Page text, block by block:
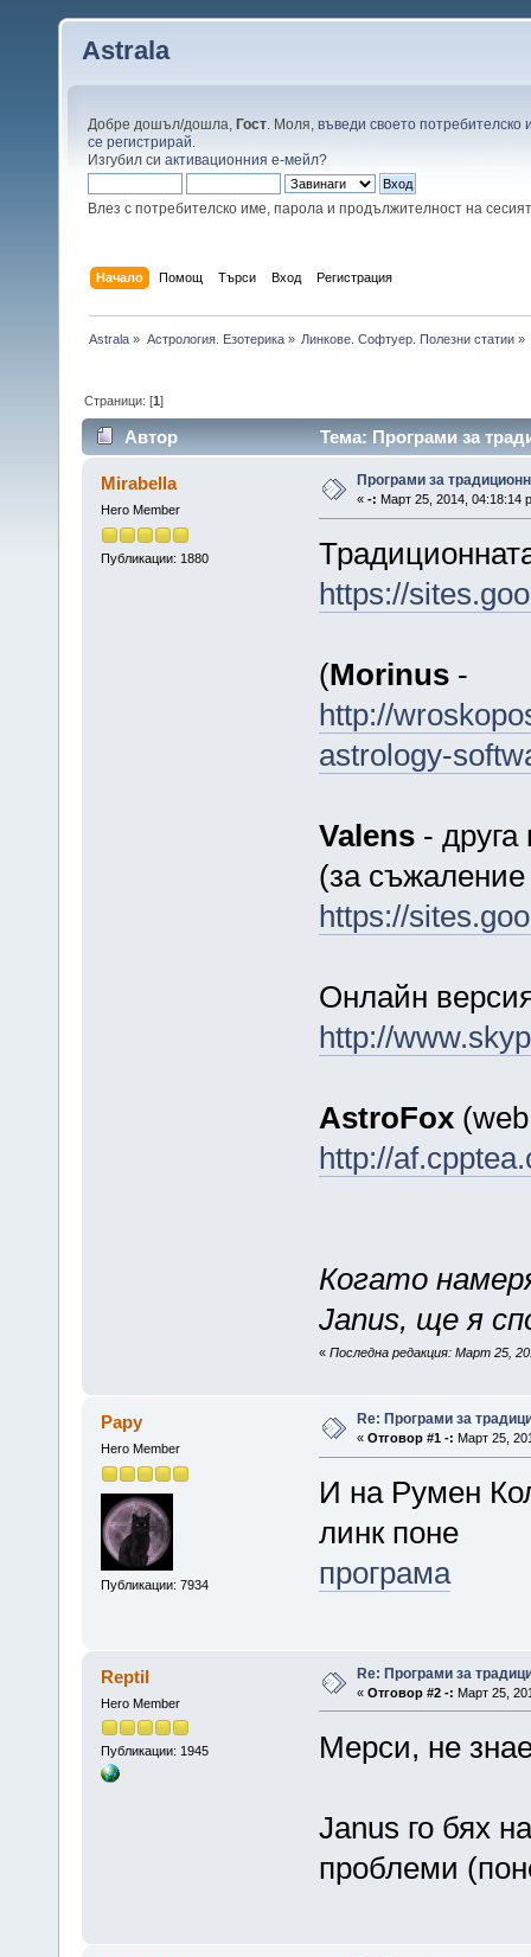
Astrala
Добре дошъл/дошла, Гост . Моля, въведи своето потребителско
се регистрирай
Изгубил си активационния е-мейл?
Влез с потребителско име, парола и продължителност на
Начало Помощ Търси Вход Регистрация
Astrala » Астрология. Езотерика» Линкове. Софтуер. Полезни статии»
Страници: [1]
Автор Тема: Програми за
Mirabella
Hero Member
Публикации: 1880
Програми за
« -: Март 25, 2014, 04:18:14
https://
(Мorinus-
http://
astrology-
Valens- друга
(за
https://
Онлайн
http://
AstroFox(web
http://
Когато
Janus, ще я
« Последна редакция: Март 25,
Papy
Hero Member
Публикации: 7934
Re: Програми за
« Отговор #1 -: Март 25,
И на Румен
линк поне
програма
Reptil
Hero Member
Публикации: 1945
Re: Програми за
« Отговор #2 -: Март 25,
Мерси, не
Janus го бях
проблеми